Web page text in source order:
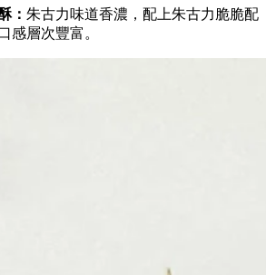
： 朱古力味道香濃，配上朱古力脆脆配
感層次豐富。